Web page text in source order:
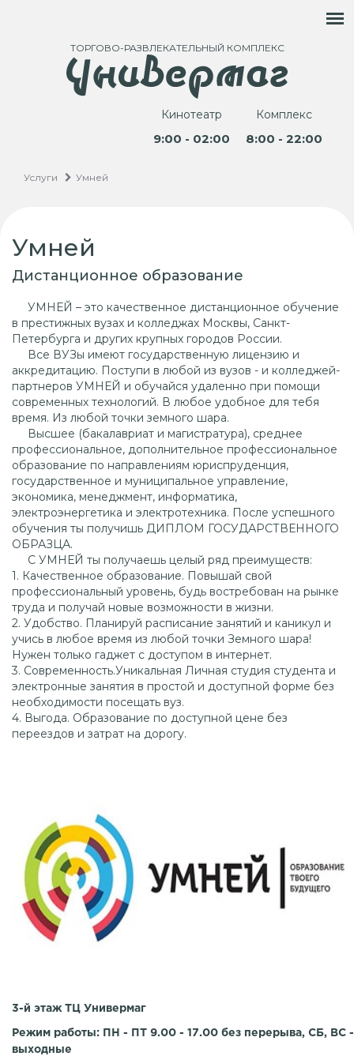
ТОРГОВО-РАЗВЛЕКАТЕЛЬНЫЙ КОМПЛЕКС
Кинотеатр
9:00 - 02:00
Комплекс
8:00 - 22:00
Услуги Умней
Умней
Дистанционное образование
УМНЕЙ – это качественное дистанционное обучение
в престижных вузах и колледжах Москвы, Санкт-
Петербурга и других крупных городов России.
Все ВУЗы имеют государственную лицензию и
аккредитацию. Поступи в любой из вузов - и колледжей-
партнеров УМНЕЙ и обучайся удаленно при помощи
современных технологий. В любое удобное для тебя
время. Из любой точки земного шара.
Высшее (бакалавриат и магистратура), среднее
профессиональное, дополнительное профессиональное
образование по направлениям юриспруденция,
государственное и муниципальное управление,
экономика, менеджмент, информатика,
электроэнергетика и электротехника. После успешного
обучения ты получишь ДИПЛОМ ГОСУДАРСТВЕННОГО
ОБРАЗЦА.
С УМНЕЙ ты получаешь целый ряд преимуществ:
1. Качественное образование. Повышай свой
профессиональный уровень, будь востребован на рынке
труда и получай новые возможности в жизни.
2. Удобство. Планируй расписание занятий и каникул и
учись в любое время из любой точки Земного шара!
Нужен только гаджет с доступом в интернет.
3. Современность.Уникальная Личная студия студента и
электронные занятия в простой и доступной форме без
необходимости посещать вуз.
4. Выгода. Образование по доступной цене без
переездов и затрат на дорогу.
3-й этаж ТЦ Универмаг
Режим работы: ПН - ПТ 9.00 - 17.00 без перерыва, СБ, ВС -
выходные